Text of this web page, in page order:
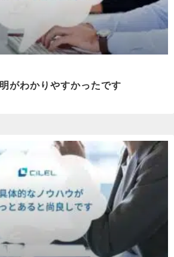
がわかりやすかったです